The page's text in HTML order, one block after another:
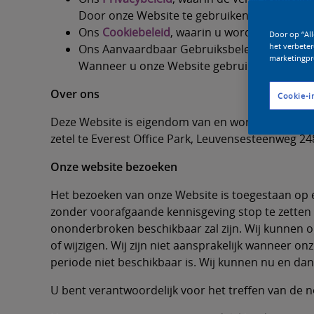
Door onze Website te gebruiken, stemt u in
Ons Cookiebeleid, waarin u wordt
Ons Aanvaardbaar Gebruiksbeleid zoals
Wanneer u onze Website gebruikt, dient u
Over ons
Deze Website is eigendom van en wordt
zetel te Everest Office Park, Leuvensesteenweg
Onze website bezoeken
Het bezoeken van onze Website is toegestaan
zonder voorafgaande kennisgeving stop te
ononderbroken beschikbaar zal zijn. Wij kunnen
of wijzigen. Wij zijn niet aansprakelijk wanneer
periode niet beschikbaar is. Wij kunnen nu en
U bent verantwoordelijk voor het treffen van de
Door op
het
Cookie-